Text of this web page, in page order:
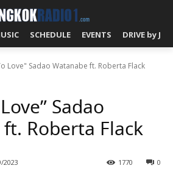
SCHEDULE EVENTS DRIVE by
Love" Sadao Watanabe ft. Roberta Flack
Sadao
Roberta Flack
2023 0
1770